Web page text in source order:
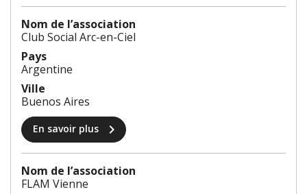
Nom de l’association
Club Social Arc-en-Ciel
Pays
Argentine
Ville
Buenos Aires
En savoir plus chevron_right
Nom de l’association
FLAM Vienne